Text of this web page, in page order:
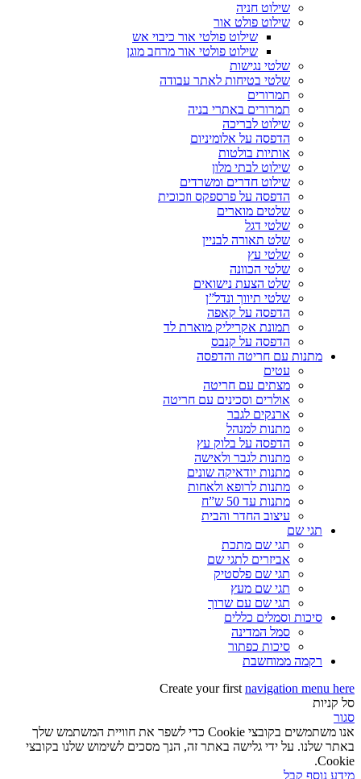
שילוט חניה
שילוט פולט אור
שילוט פולטי אור כיבוי אש
שילוט פולטי אור מרחב מוגן
שלטי נגישות
שלטי בטיחות לאתר עבודה
תמרורים
תמרורים באתרי בניה
שילוט לבריכה
הדפסה על אלומיניום
אותיות בולטות
שילוט לבתי מלון
שילוט חדרים ומשרדים
הדפסה על פרספקס וזכוכית
שלטים מוארים
שלטי דגל
שלט תאורה לבניין
שלטי עץ
שלטי הכוונה
שלט הצעת נישואים
שלטי תיווך ונדל”ן
הדפסה על קאפה
תמונת אקריליק מוארת לד
הדפסה על קנבס
מתנות עם חריטה והדפסה
עטים
מצתים עם חריטה
אולרים וסכינים עם חריטה
ארנקים לגבר
מתנות למנהל
הדפסה על בלוק עץ
מתנות לגבר ולאישה
מתנות יודאיקה שונים
מתנות לרופא ולאחות
מתנות עד 50 ש”ח
עיצוב החדר והבית
תגי שם
תגי שם מתכת
אביזרים לתגי שם
תגי שם פלסטיק
תגי שם מעץ
תגי שם עם שרוך
סיכות וסמלים כללים
סמל המדינה
סיכות כפתור
רקמה ממוחשבת
Create your first navigation menu here
סל קניות
סגור
אנו משתמשים בקובצי Cookie כדי לשפר את חוויית המשתמש שלך
באתר שלנו. על ידי גלישה באתר זה, הנך מסכים לשימוש שלנו בקובצי
Cookie.
מידע נוסף קבל